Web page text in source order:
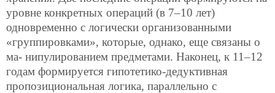
уровне конкретных операций (в 7–10 лет)
одновременно с логически организованными
«группировками», которые, однако, еще связаны о
ма- нипулированием предметами. Наконец, к 11–12
годам формируется гипотетико-дедуктивная
пропозициональная логика, параллельно с